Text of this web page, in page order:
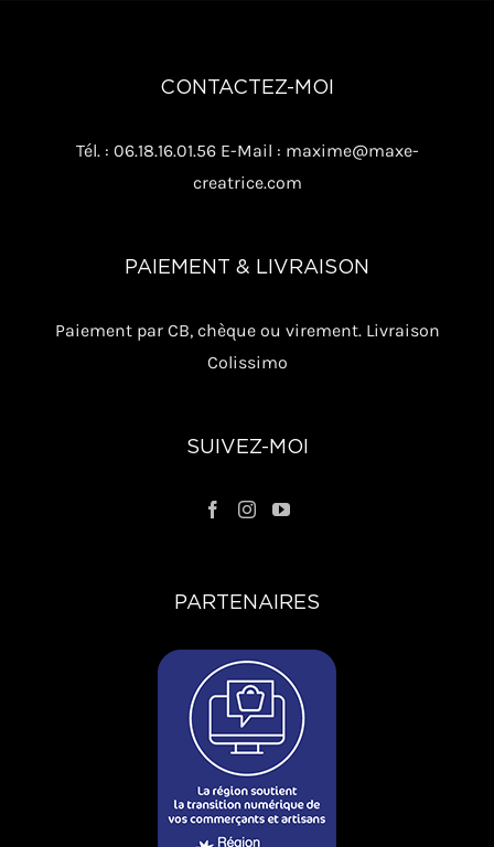
CONTACTEZ-MOI
Tél. : 06.18.16.01.56 E-Mail : maxime@maxe-
creatrice.com
PAIEMENT & LIVRAISON
Paiement par CB, chèque ou virement. Livraison
Colissimo
SUIVEZ-MOI
PARTENAIRES